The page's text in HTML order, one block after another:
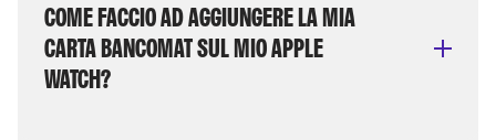
COME FACCIO AD AGGIUNGERE LA MIA
CARTA BANCOMAT SUL MIO APPLE
WATCH?